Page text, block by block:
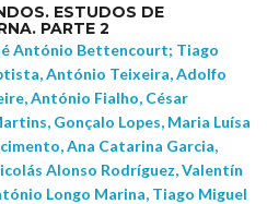
ESTUDOS DE
PARTE 2
António Bettencourt; Tiago
António Teixeira, Adolfo
António Fialho, César
Gonçalo Lopes, Maria Luísa
Ana Catarina Garcia,
Alonso Rodríguez, Valentín
Longo Marina, Tiago Miguel